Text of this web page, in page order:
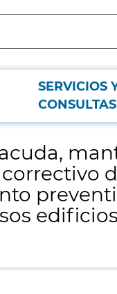
SERVICIOS
CONSULTAS
mantenimiento
del Servicio